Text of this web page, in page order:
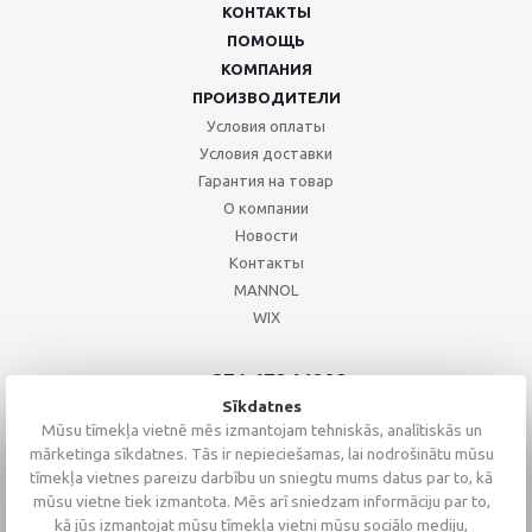
КОНТАКТЫ
ПОМОЩЬ
КОМПАНИЯ
ПРОИЗВОДИТЕЛИ
Условия оплаты
Условия доставки
Гарантия на товар
О компании
Новости
Контакты
MANNOL
WIX
+371 67244008
+371 67271055
+371 26002793
Sīkdatnes
Mūsu tīmekļa vietnē mēs izmantojam tehniskās, analītiskās un
mārketinga sīkdatnes. Tās ir nepieciešamas, lai nodrošinātu mūsu
tīmekļa vietnes pareizu darbību un sniegtu mums datus par to, kā
mūsu vietne tiek izmantota. Mēs arī sniedzam informāciju par to,
kā jūs izmantojat mūsu tīmekļa vietni mūsu sociālo mediju,